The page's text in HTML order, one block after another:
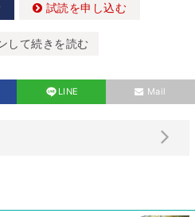
試読を申し込む
して続きを読む
LINE Mail